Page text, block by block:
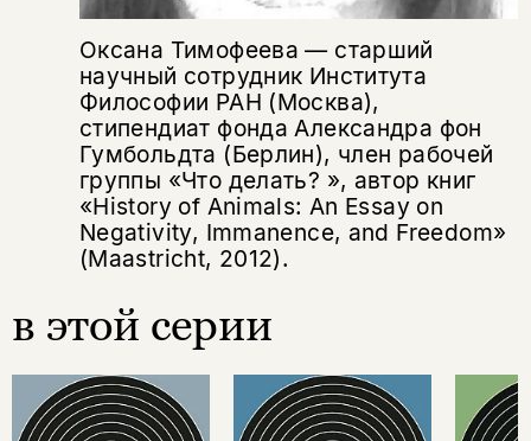
Оксана Тимофеева — старший
научный сотрудник Института
Философии РАН (Москва),
стипендиат фонда Александра фон
Гумбольдта (Берлин), член рабочей
группы «Что делать? », автор книг
«History of Animals: An Essay on
Negativity, Immanence, and Freedom»
(Maastricht, 2012).
в этой серии